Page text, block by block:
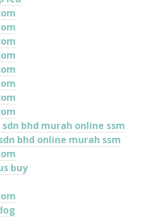
bhd murah online ssm
bhd online murah ssm
buy